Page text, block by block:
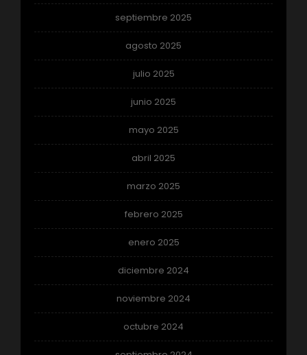
septiembre 2025
agosto 2025
julio 2025
junio 2025
mayo 2025
abril 2025
marzo 2025
febrero 2025
enero 2025
diciembre 2024
noviembre 2024
octubre 2024